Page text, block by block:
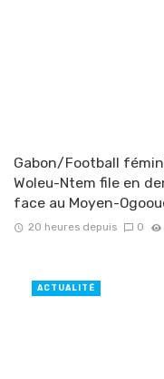
Gabon/Football
Woleu-Ntem file en
face au Moyen-
20 heures depuis 0
ACTUALITÉ